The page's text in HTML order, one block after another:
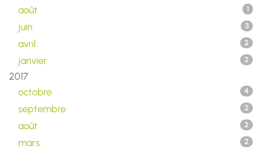
août 1
juin 3
avril 2
janvier 2
2017
octobre
4
septembre 2
août 2
mars 2